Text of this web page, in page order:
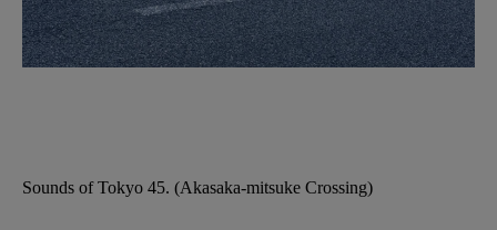
Sounds of Tokyo 45. (Akasaka-mitsuke Crossing)